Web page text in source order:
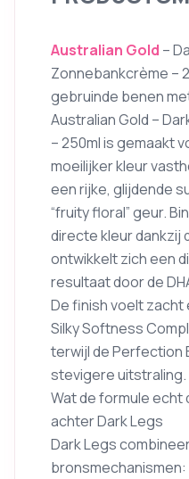
Australian Gold –
Zonnebankcrème –
gebruinde benen
Australian Gold –
– 250ml is gemaakt
moeilijker kleur
een rijke, glijdende
“fruity floral” geur.
directe kleur dankzij
ontwikkelt zich een
resultaat door de
De finish voelt
Silky Softness
terwijl de Perfection
stevigere uitstraling.
Wat de formule
achter Dark Legs
Dark Legs